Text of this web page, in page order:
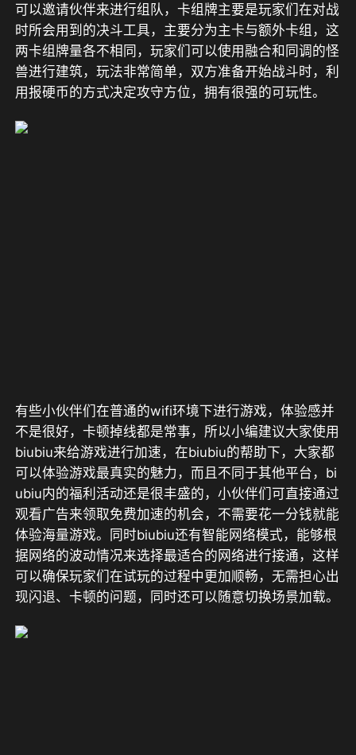
可以邀请伙伴来进行组队，卡组牌主要是玩家们在对战
时所会用到的决斗工具，主要分为主卡与额外卡组，这
两卡组牌量各不相同，玩家们可以使用融合和同调的怪
兽进行建筑，玩法非常简单，双方准备开始战斗时，利
用报硬币的方式决定攻守方位，拥有很强的可玩性。
有些小伙伴们在普通的wifi环境下进行游戏，体验感并
不是很好，卡顿掉线都是常事，所以小编建议大家使用
biubiu来给游戏进行加速，在biubiu的帮助下，大家都
可以体验游戏最真实的魅力，而且不同于其他平台，bi
ubiu内的福利活动还是很丰盛的，小伙伴们可直接通过
观看广告来领取免费加速的机会，不需要花一分钱就能
体验海量游戏。同时biubiu还有智能网络模式，能够根
据网络的波动情况来选择最适合的网络进行接通，这样
可以确保玩家们在试玩的过程中更加顺畅，无需担心出
现闪退、卡顿的问题，同时还可以随意切换场景加载。